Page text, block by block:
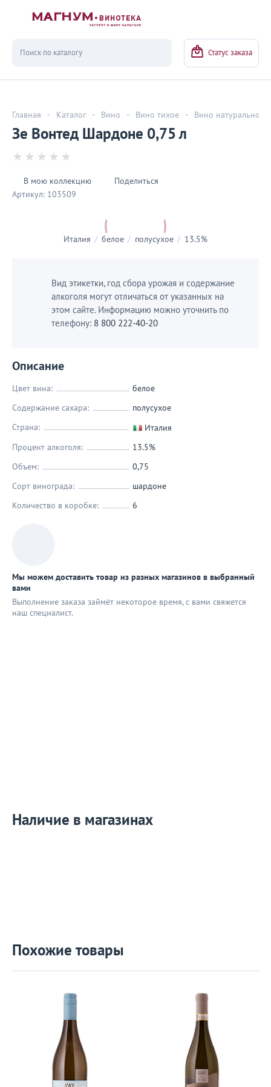
Статус заказа
Главная - Каталог - Вино - Вино тихое - Вино натуральное
Зе Вонтед Шардоне 0,75 л
В мою коллекцию
Поделиться
Артикул: 103509
Италия / белое / полусухое / 13.5%
Вид этикетки, год сбора урожая и содержание
алкоголя могут отличаться от указанных на
этом сайте. Информацию можно уточнить по
телефону: 8 800 222-40-20
Описание
Цвет вина:
белое
Содержание сахара:
полусухое
Страна:
Италия
Процент алкоголя:
13.5%
Объем:
0,75
Сорт винограда:
шардоне
Количество в коробке:
6
Мы можем доставить товар из разных магазинов в выбранный
вами
Выполнение заказа займёт некоторое время, с вами свяжется
наш специaлист.
Наличие в магазинах
Похожие товары